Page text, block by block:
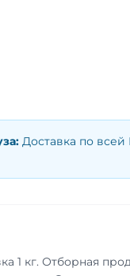
: Доставка по всей
1 кг. Отборная